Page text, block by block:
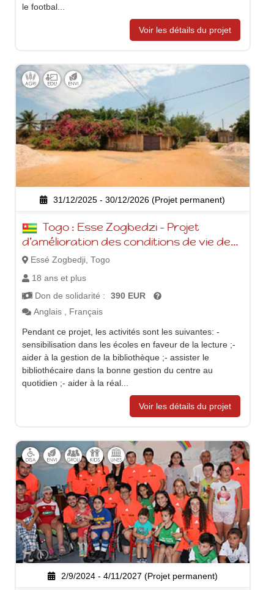
le footbal...
Voir les détails du projet
31/12/2025 - 30/12/2026 (Projet permanent)
d’amélioration des conditions de vie des
populations ESSE et l’éducation de leurs
enfants
Essé Zogbedji, Togo
18 ans et plus
Don de solidarité :
390 EUR
Anglais , Français
Pendant ce projet, les activités sont les suivantes: -
sensibilisation dans les écoles en faveur de la lecture ;-
aider à la gestion de la bibliothèque ;- assister le
bibliothécaire dans la bonne gestion du centre au
quotidien ;- aider à la réal...
Voir les détails du projet
2/9/2024 - 4/11/2027 (Projet permanent)